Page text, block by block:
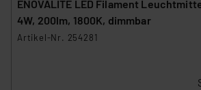
ENOVALITE LED Filament
4W, 200lm, 1800K, dimmbar
Artikel-Nr. 254281